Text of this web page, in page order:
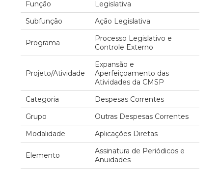
Função
Legislativa
Subfunção
Ação Legislativa
Programa
Processo Legislativo e
Controle Externo
Projeto/Atividade
Expansão e
Aperfeiçoamento das
Atividades da CMSP
Categoria
Despesas Correntes
Grupo
Outras Despesas Correntes
Modalidade
Aplicações Diretas
Elemento
Assinatura de Periódicos e
Anuidades